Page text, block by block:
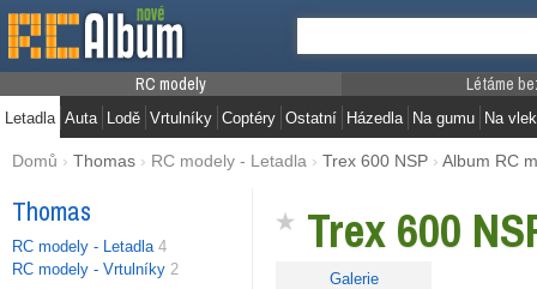
RC modely
Letadla Auta Lodě Vrtulníky Coptéry Ostatní
Létáme
Házedla Na gumu Na vlek
Domů › Thomas › RC modely - Letadla › Trex 600 NSP › Album RC
Thomas
RC modely - Letadla 4
RC modely - Vrtulníky 2
Trex 600
Galerie